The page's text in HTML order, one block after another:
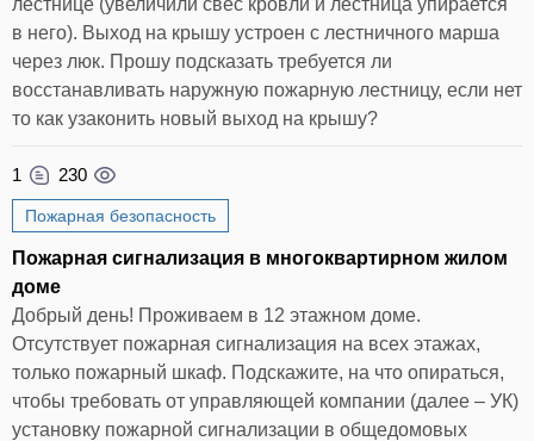
в него). Выход на крышу устроен с лестничного марша
через люк. Прошу подсказать требуется ли
восстанавливать наружную пожарную лестницу, если нет
то как узаконить новый выход на крышу?
1 230
Пожарная безопасность
Пожарная сигнализация в многоквартирном жилом
доме
Добрый день! Проживаем в 12 этажном доме.
Отсутствует пожарная сигнализация на всех этажах,
только пожарный шкаф. Подскажите, на что опираться,
чтобы требовать от управляющей компании (далее – УК)
установку пожарной сигнализации в общедомовых